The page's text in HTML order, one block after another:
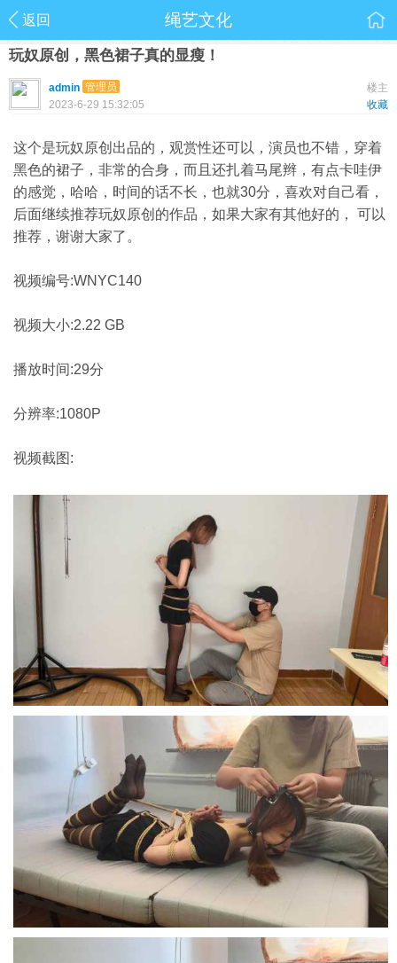
返回 绳艺文化
玩奴原创，黑色裙子真的显瘦！
楼主
admin 管理员
收藏
2023-6-29 15:32:05
这个是玩奴原创出品的，观赏性还可以，演员也不错，穿着
黑色的裙子，非常的合身，而且还扎着马尾辫，有点卡哇伊
的感觉，哈哈，时间的话不长，也就30分，喜欢对自己看，
后面继续推荐玩奴原创的作品，如果大家有其他好的， 可以
推荐，谢谢大家了。
视频编号:WNYC140
视频大小:2.22 GB
播放时间:29分
分辨率:1080P
视频截图: